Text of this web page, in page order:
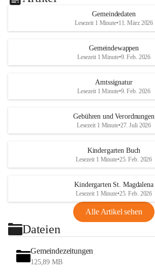
Gemeindedaten
Lesezeit 1 Minute•11. März 2026
Gemeindewappen
Lesezeit 1 Minute•9. Feb. 2026
Amtssignatur
Lesezeit 1 Minute•9. Feb. 2026
Gebühren und Verordnungen
Lesezeit 1 Minute•27. Juli 2026
Kindergarten Buch
Lesezeit 1 Minute•25. Feb. 2026
Kindergarten St. Magdalena
Lesezeit 1 Minute•25. Feb. 2026
Alle Artikel sehen
Dateien
Gemeindezeitungen
125,89 MB